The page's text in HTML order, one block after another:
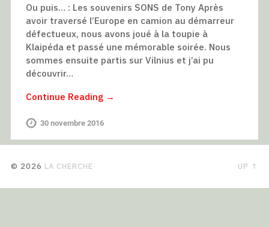
Ou puis… : Les souvenirs SONS de Tony Après
avoir traversé l’Europe en camion au démarreur
défectueux, nous avons joué à la toupie à
Klaipéda et passé une mémorable soirée. Nous
sommes ensuite partis sur Vilnius et j’ai pu
découvrir…
Continue Reading →
30 novembre 2016
© 2026 LA CHERCHE UP ↑